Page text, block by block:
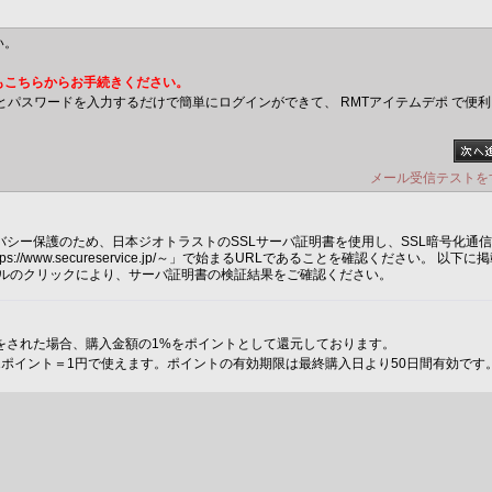
ちらからお手続きください。
スワードを入力するだけで簡単にログインができて、 RMTアイテムデポ で便
メール受信テストを
ー保護のため、日本ジオトラストのSSLサーバ証明書を使用し、SSL暗号化通
www.secureservice.jp/～」で始まるURLであることを確認ください。 以下に
クリックにより、サーバ証明書の検証結果をご確認ください。
れた場合、購入金額の1%をポイントとして還元しております。
イント＝1円で使えます。ポイントの有効期限は最終購入日より50日間有効です